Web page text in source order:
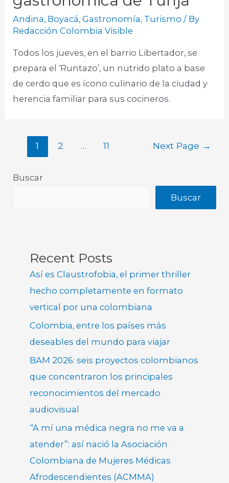
Andina, Boyacá,Gastronomía, Turismo / By
Redacción Colombia Visible
Todos los jueves, en el barrio Libertador, se
prepara el ‘Runtazo’, un nutrido plato a base
de cerdo que es ícono culinario de la ciudad y
herencia familiar para sus cocineros.
1 2 … 11 Next Page →
Buscar
Buscar
Recent Posts
Así es Claustrofobia, el primer thriller
hecho completamente en formato
vertical por una colombiana
Colombia, entre los países más
deseables del mundo para viajar
BAM 2026: seis proyectos colombianos
que concentraron los principales
reconocimientos del mercado
audiovisual
“A mí una médica negra no me va a
atender”: así nació la Asociación
Colombiana de Mujeres Médicas
Afrodescendientes (ACMMA)